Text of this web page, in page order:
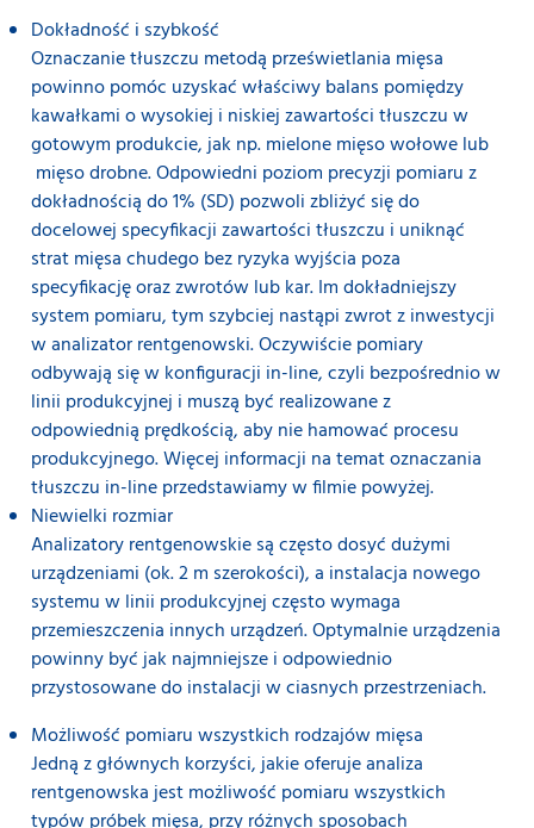
Dokładność i szybkość
Oznaczanie tłuszczu metodą prześwietlania mięsa
powinno pomóc uzyskać właściwy balans pomiędzy
kawałkami o wysokiej i niskiej zawartości tłuszczu w
gotowym produkcie, jak np. mielone mięso wołowe lub
mięso drobne. Odpowiedni poziom precyzji pomiaru z
dokładnością do 1% (SD) pozwoli zbliżyć się do
docelowej specyfikacji zawartości tłuszczu i uniknąć
strat mięsa chudego bez ryzyka wyjścia poza
specyfikację oraz zwrotów lub kar. Im dokładniejszy
system pomiaru, tym szybciej nastąpi zwrot z inwestycji
w analizator rentgenowski. Oczywiście pomiary
odbywają się w konfiguracji in-line, czyli bezpośrednio w
linii produkcyjnej i muszą być realizowane z
odpowiednią prędkością, aby nie hamować procesu
produkcyjnego. Więcej informacji na temat oznaczania
tłuszczu in-line przedstawiamy w filmie powyżej.
Niewielki rozmiar
Analizatory rentgenowskie są często dosyć dużymi
urządzeniami (ok. 2 m szerokości), a instalacja nowego
systemu w linii produkcyjnej często wymaga
przemieszczenia innych urządzeń. Optymalnie urządzenia
powinny być jak najmniejsze i odpowiednio
przystosowane do instalacji w ciasnych przestrzeniach.
Możliwość pomiaru wszystkich rodzajów mięsa
Jedną z głównych korzyści, jakie oferuje analiza
rentgenowska jest możliwość pomiaru wszystkich